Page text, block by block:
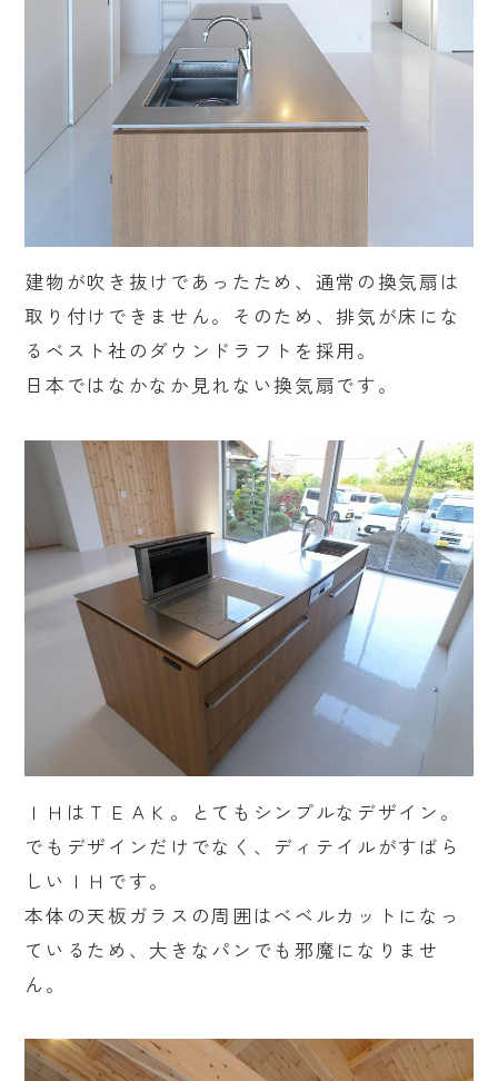
建物が吹き抜けであったため、通常の換気扇は
取り付けできません。そのため、排気が床にな
るベスト社のダウンドラフトを採用。
日本ではなかなか見れない換気扇です。
ＩＨはＴＥＡＫ。とてもシンプルなデザイン。
でもデザインだけでなく、ディテイルがすばら
しいＩＨです。
本体の天板ガラスの周囲はベベルカットになっ
ているため、大きなパンでも邪魔になりませ
ん。